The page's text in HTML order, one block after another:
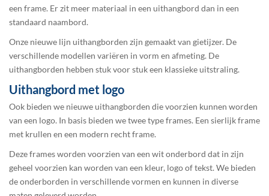
een frame. Er zit meer materiaal in een uithangbord dan in een
standaard naambord.
Onze nieuwe lijn uithangborden zijn gemaakt van gietijzer. De
verschillende modellen variëren in vorm en afmeting. De
uithangborden hebben stuk voor stuk een klassieke uitstraling.
Uithangbord met logo
Ook bieden we nieuwe uithangborden die voorzien kunnen worden
van een logo. In basis bieden we twee type frames. Een sierlijk frame
met krullen en een modern recht frame.
Deze frames worden voorzien van een wit onderbord dat in zijn
geheel voorzien kan worden van een kleur, logo of tekst. We bieden
de onderborden in verschillende vormen en kunnen in diverse